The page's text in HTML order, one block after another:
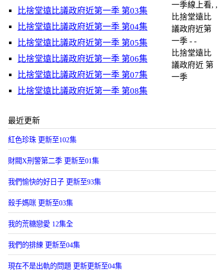
比捨堂遠比議政府近第一季 第03集
比捨堂遠比議政府近第一季 第04集
比捨堂遠比議政府近第一季 第05集
比捨堂遠比議政府近第一季 第06集
比捨堂遠比議政府近第一季 第07集
比捨堂遠比議政府近第一季 第08集
一季線上看, ,
比捨堂遠比
議政府近第
一季 - -
比捨堂遠比
議政府近 第
一季
最近更新
紅色珍珠 更新至102集
財閥X刑警第二季 更新至01集
我們愉快的好日子 更新至93集
殺手媽咪 更新至03集
我的荒糖戀愛 12集全
我們的排練 更新至04集
現在不是出軌的問題 更新更新至04集